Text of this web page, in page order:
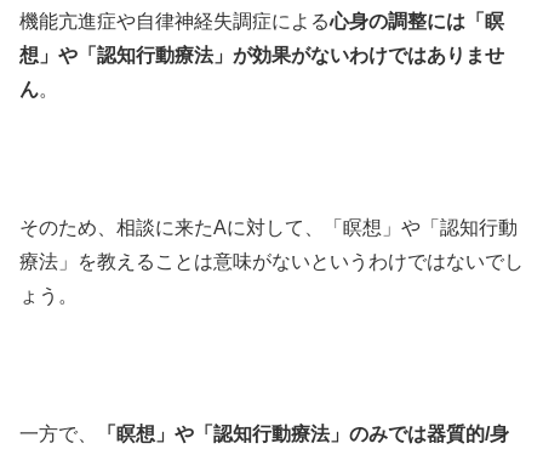
機能亢進症や自律神経失調症による心身の調整には「瞑
想」や「認知行動療法」が効果がないわけではありませ
ん。
そのため、相談に来たAに対して、「瞑想」や「認知行動
療法」を教えることは意味がないというわけではないでし
ょう。
一方で、
「瞑想」や「認知行動療法」のみでは器質的/身